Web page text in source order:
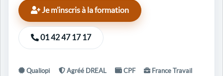
Je m’inscris à la formation
01 42 47 17 17
Qualiopi Agréé DREAL CPF
France Travail